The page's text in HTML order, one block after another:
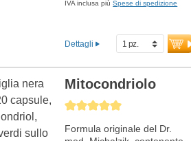
IVA inclusa piùSpese di spedizione
Dettagli
Average rating of 5 out of 5 stars
Mitocondriolo
Formula originale del Dr.